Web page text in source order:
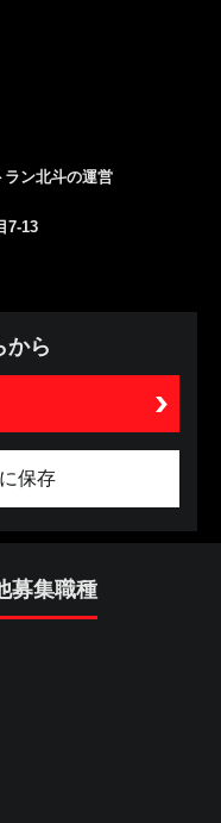
ン北斗の運営
7-13
から
保存
募集職種